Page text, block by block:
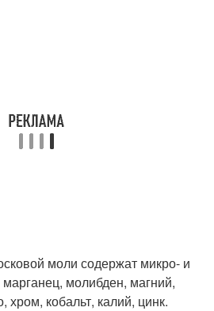
моли содержат микро- и
молибден, магний,
кобальт, калий, цинк.